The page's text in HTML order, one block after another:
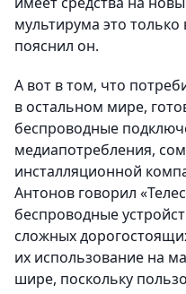
мультирума это
пояснил он.
А вот в том, что
в остальном мире,
беспроводные
медиапотребления,
инсталляционной
Антонов говорил
беспроводные
сложных
их использование на
шире, поскольку